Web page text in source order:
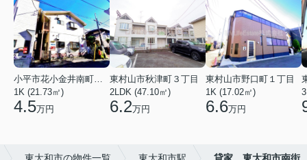
小平市花小金井南町１丁目
1K (21.73㎡)
4.5万円
東村山市秋津町３丁目
2LDK (47.10㎡)
6.2万円
東村山市野口町１丁目
1K (17.02㎡)
6.6万円